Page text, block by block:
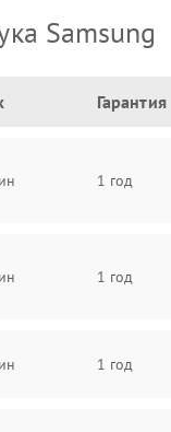
Samsung
Гарантия
1 год
1 год
1 год